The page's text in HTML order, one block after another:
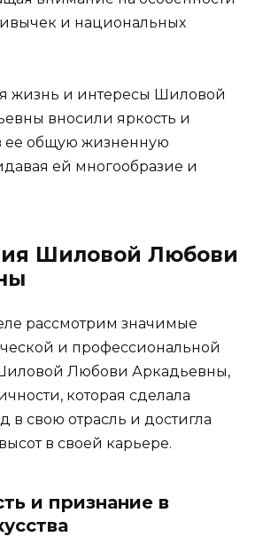
и национальных
жизнь и интересы Шиловой
вносили яркость и
ее общую жизненную
ей многообразие и
Шиловой Любови
рассмотрим значимые
и профессиональной
Любови Аркадьевны,
которая сделала
в свою отрасль и достигла
в своей карьере.
и признание в